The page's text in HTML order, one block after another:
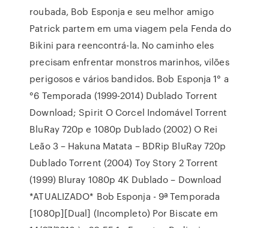
roubada, Bob Esponja e seu melhor amigo
Patrick partem em uma viagem pela Fenda do
Bikini para reencontrá-la. No caminho eles
precisam enfrentar monstros marinhos, vilões
perigosos e vários bandidos. Bob Esponja 1° a
°6 Temporada (1999-2014) Dublado Torrent
Download; Spirit O Corcel Indomável Torrent
BluRay 720p e 1080p Dublado (2002) O Rei
Leão 3 – Hakuna Matata – BDRip BluRay 720p
Dublado Torrent (2004) Toy Story 2 Torrent
(1999) Bluray 1080p 4K Dublado – Download
*ATUALIZADO* Bob Esponja - 9ª Temporada
[1080p][Dual] (Incompleto) Por Biscate em